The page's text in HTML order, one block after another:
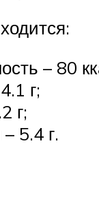
– 80
г;
г;
5.4 г.